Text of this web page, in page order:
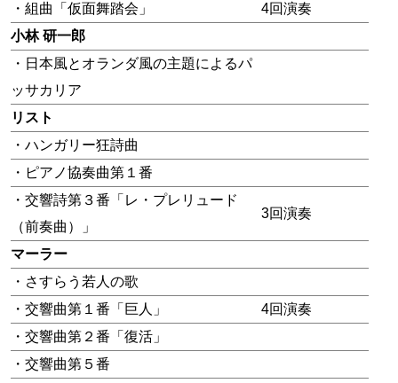
・組曲「仮面舞踏会」
4回演奏
小林 研一郎
・日本風とオランダ風の主題によるパ
ッサカリア
リスト
・ハンガリー狂詩曲
・ピアノ協奏曲第１番
・交響詩第３番「レ・プレリュード
（前奏曲）」
3回演奏
マーラー
・さすらう若人の歌
・交響曲第１番「巨人」
4回演奏
・交響曲第２番「復活」
・交響曲第５番